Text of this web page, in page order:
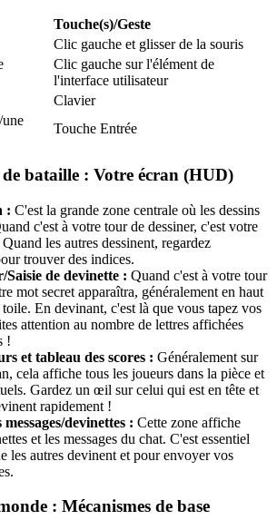
Touche(s)/Geste
Clic gauche et glisser de la souris
Clic gauche sur l'élément de
l'interface utilisateur
Clavier
Touche Entrée
bataille : Votre écran (HUD)
: C'est la grande zone centrale où les dessins
c'est à votre tour de dessiner, c'est votre
les autres dessinent, regardez
trouver des indices.
Saisie de devinette : Quand c'est à votre tour
mot secret apparaîtra, généralement en haut
En devinant, c'est là que vous tapez vos
attention au nombre de lettres affichées
!
et tableau des scores : Généralement sur
cela affiche tous les joueurs dans la pièce et
Gardez un œil sur celui qui est en tête et
rapidement !
devinettes : Cette zone affiche
et les messages du chat. C'est essentiel
les autres devinent et pour envoyer vos
: Mécanismes de base